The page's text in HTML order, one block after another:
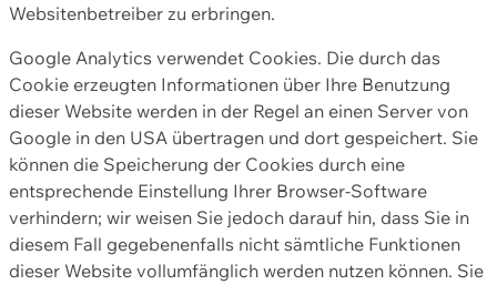
Websitenbetreiber zu erbringen.
Google Analytics verwendet Cookies. Die durch das
Cookie erzeugten Informationen über Ihre Benutzung
dieser Website werden in der Regel an einen Server von
Google in den USA übertragen und dort gespeichert. Sie
können die Speicherung der Cookies durch eine
entsprechende Einstellung Ihrer Browser-Software
verhindern; wir weisen Sie jedoch darauf hin, dass Sie in
diesem Fall gegebenenfalls nicht sämtliche Funktionen
dieser Website vollumfänglich werden nutzen können. Sie